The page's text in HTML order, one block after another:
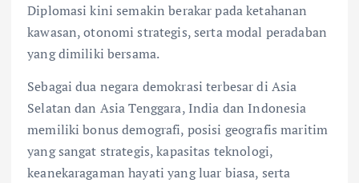
Diplomasi kini semakin berakar pada ketahanan
kawasan, otonomi strategis, serta modal peradaban
yang dimiliki bersama.
Sebagai dua negara demokrasi terbesar di Asia
Selatan dan Asia Tenggara, India dan Indonesia
memiliki bonus demografi, posisi geografis maritim
yang sangat strategis, kapasitas teknologi,
keanekaragaman hayati yang luar biasa, serta